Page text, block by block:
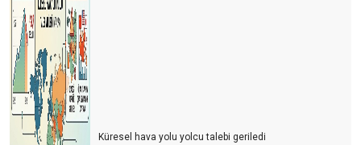
Küresel hava yolu yolcu talebi geriledi